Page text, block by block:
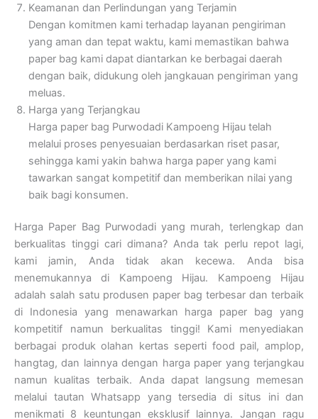
Keamanan dan Perlindungan yang Terjamin
Dengan komitmen kami terhadap layanan pengiriman
yang aman dan tepat waktu, kami memastikan bahwa
paper bag kami dapat diantarkan ke berbagai daerah
dengan baik, didukung oleh jangkauan pengiriman yang
meluas.
Harga yang Terjangkau
Harga paper bag Purwodadi Kampoeng Hijau telah
melalui proses penyesuaian berdasarkan riset pasar,
sehingga kami yakin bahwa harga paper yang kami
tawarkan sangat kompetitif dan memberikan nilai yang
baik bagi konsumen.
Harga Paper Bag Purwodadi yang murah, terlengkap dan
berkualitas tinggi cari dimana? Anda tak perlu repot lagi,
kami jamin, Anda tidak akan kecewa. Anda bisa
menemukannya di Kampoeng Hijau. Kampoeng Hijau
adalah salah satu produsen paper bag terbesar dan terbaik
di Indonesia yang menawarkan harga paper bag yang
kompetitif namun berkualitas tinggi! Kami menyediakan
berbagai produk olahan kertas seperti food pail, amplop,
hangtag, dan lainnya dengan harga paper yang terjangkau
namun kualitas terbaik. Anda dapat langsung memesan
melalui tautan Whatsapp yang tersedia di situs ini dan
menikmati 8 keuntungan eksklusif lainnya. Jangan ragu